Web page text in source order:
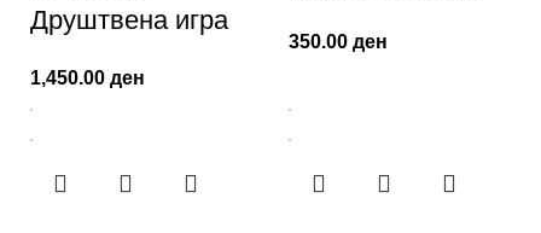
Друштвена игра
1,450.00 ден
350.00 ден